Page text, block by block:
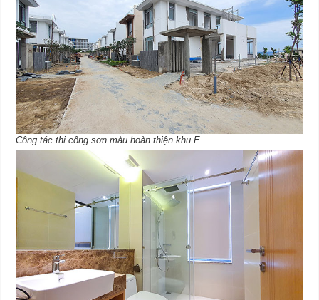
Công tác thi công sơn màu hoàn thiện khu E